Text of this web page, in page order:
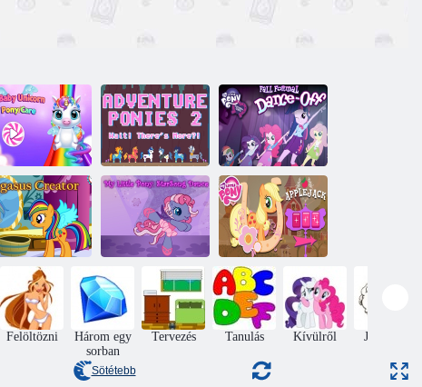
A babám
egyszarvú - póni
car 2
Kaland póni 2:
Várj! Van még
több?!
A kis póni
equestria
lányaim ő esik a
hivatalos tánc-
off
Pegasus Teremtő
A kis póniam:
Starsong Dance
A kis póni
Applejack Apple
betakarítás
Felöltözni
Három egy
sorban
Tervezés Tanulás Kívülről Jumping
Sötétebb